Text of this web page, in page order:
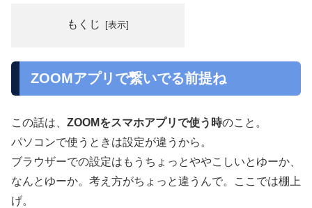
もくじ
ZOOMアプリで繋いでる前提ね
この話は、 ZOOMをスマホアプリで使う時のこと。
パソコンで使うときは設定が違うから。
ブラウザーでの設定はもうちょっとややこしいとゆーか、
なんとゆーか。考え方がちょっと違うんで。ここでは棚上
げ。